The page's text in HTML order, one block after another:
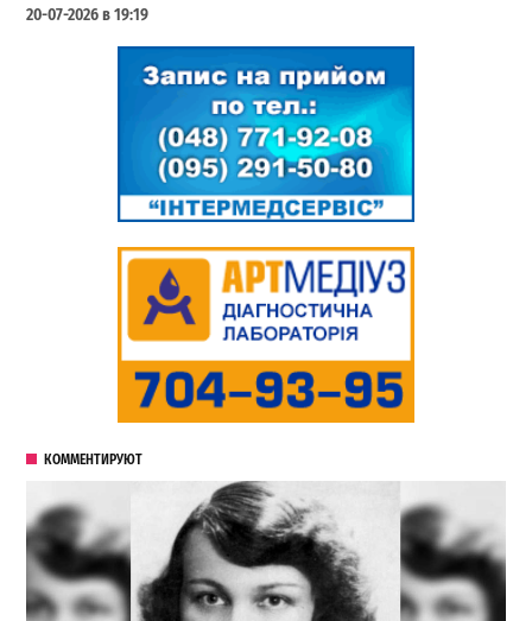
20-07-2026 в 19:19
КОММЕНТИРУЮТ